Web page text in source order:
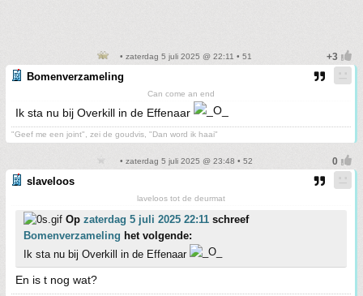
• zaterdag 5 juli 2025 @ 22:11 • 51
Bomenverzameling
Can come an end
Ik sta nu bij Overkill in de Effenaar
"Geef me een joint", zei de goudvis, "Dan word ik haai"
• zaterdag 5 juli 2025 @ 23:48 • 52
slaveloos
laveloos tot de deurmat
Op zaterdag 5 juli 2025 22:11 schreef
Bomenverzameling het volgende:
Ik sta nu bij Overkill in de Effenaar
En is t nog wat?